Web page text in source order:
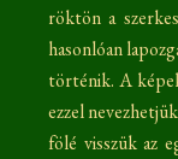
röktön a
hasonlóan
történik. A
ezzel
fölé visszük az